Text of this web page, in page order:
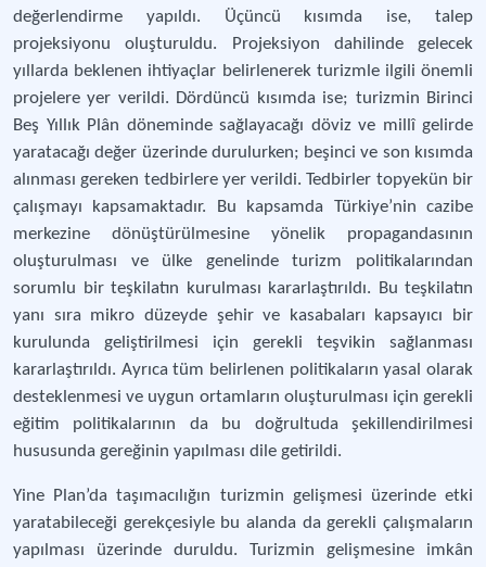
değerlendirme yapıldı. Üçüncü kısımda ise, talep
projeksiyonu oluşturuldu. Projeksiyon dahilinde gelecek
yıllarda beklenen ihtiyaçlar belirlenerek turizmle ilgili önemli
projelere yer verildi. Dördüncü kısımda ise; turizmin Birinci
Beş Yıllık Plân döneminde sağlayacağı döviz ve millî gelirde
yaratacağı değer üzerinde durulurken; beşinci ve son kısımda
alınması gereken tedbirlere yer verildi. Tedbirler topyekün bir
çalışmayı kapsamaktadır. Bu kapsamda Türkiye’nin cazibe
merkezine dönüştürülmesine yönelik propagandasının
oluşturulması ve ülke genelinde turizm politikalarından
sorumlu bir teşkilatın kurulması kararlaştırıldı. Bu teşkilatın
yanı sıra mikro düzeyde şehir ve kasabaları kapsayıcı bir
kurulunda geliştirilmesi için gerekli teşvikin sağlanması
kararlaştırıldı. Ayrıca tüm belirlenen politikaların yasal olarak
desteklenmesi ve uygun ortamların oluşturulması için gerekli
eğitim politikalarının da bu doğrultuda şekillendirilmesi
hususunda gereğinin yapılması dile getirildi.
Yine Plan’da taşımacılığın turizmin gelişmesi üzerinde etki
yaratabileceği gerekçesiyle bu alanda da gerekli çalışmaların
yapılması üzerinde duruldu. Turizmin gelişmesine imkân